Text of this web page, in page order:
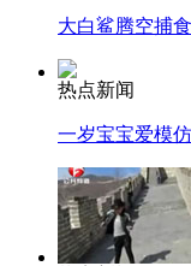
大白鲨腾空捕
热点新闻
一岁宝宝爱模